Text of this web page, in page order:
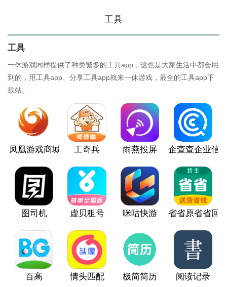
工具
工具
一休游戏同样提供了种类繁多的工具app，这也是大家生活中都会用
到的，用工具app、分享工具app就来一休游戏，最全的工具app下
载站。
凤凰游戏商城 工奇兵 雨燕投屏 企查查企业信
图司机 虚贝租号 咪咕快游 省省原省省回
百高 情头匹配 极简简历 阅读记录